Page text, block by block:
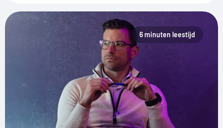
6 minuten leestijd